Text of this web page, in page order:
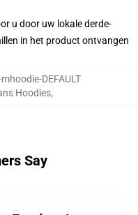
u door uw lokale derde-
in het product ontvangen
DEFAULT
Hoodies,
Say